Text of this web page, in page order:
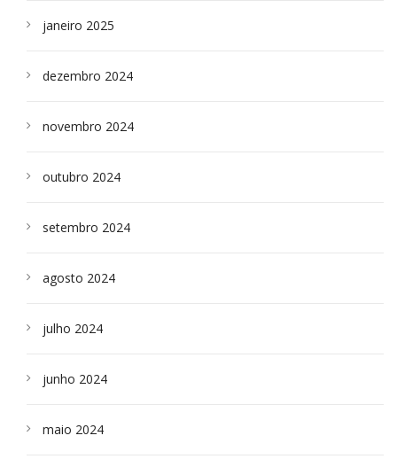
janeiro 2025
dezembro 2024
novembro 2024
outubro 2024
setembro 2024
agosto 2024
julho 2024
junho 2024
maio 2024